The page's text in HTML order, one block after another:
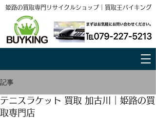
姫路の買取専門リサイクルショップ｜買取王バイキング
記事
テニスラケット 買取 加古川｜姫路の買
取専門店